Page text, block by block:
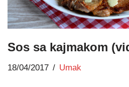
Sos sa kajmakom
18/04/2017 Umak